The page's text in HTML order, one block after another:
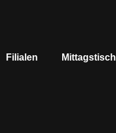
Filialen Mittagstisch